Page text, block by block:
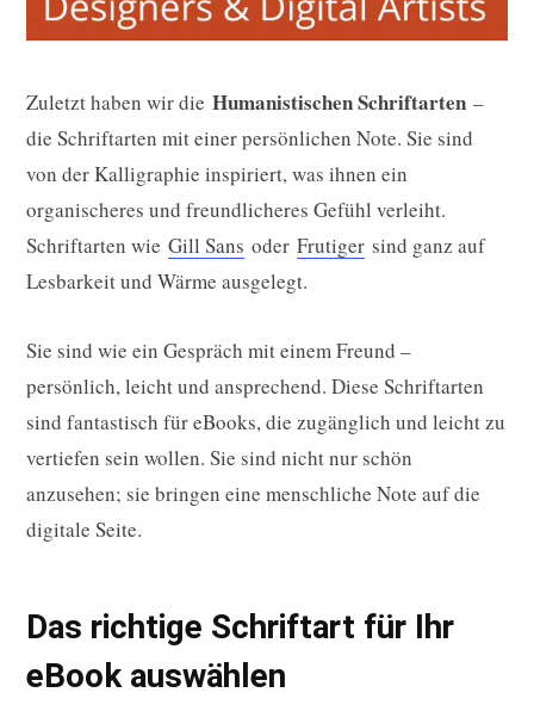
Zuletzt haben wir die Humanistischen Schriftarten –
die Schriftarten mit einer persönlichen Note. Sie sind
von der Kalligraphie inspiriert, was ihnen ein
organischeres und freundlicheres Gefühl verleiht.
Schriftarten wie Gill Sans oder Frutiger sind ganz auf
Lesbarkeit und Wärme ausgelegt.
Sie sind wie ein Gespräch mit einem Freund –
persönlich, leicht und ansprechend. Diese Schriftarten
sind fantastisch für eBooks, die zugänglich und leicht zu
vertiefen sein wollen. Sie sind nicht nur schön
anzusehen; sie bringen eine menschliche Note auf die
digitale Seite.
Das richtige Schriftart für Ihr
eBook auswählen